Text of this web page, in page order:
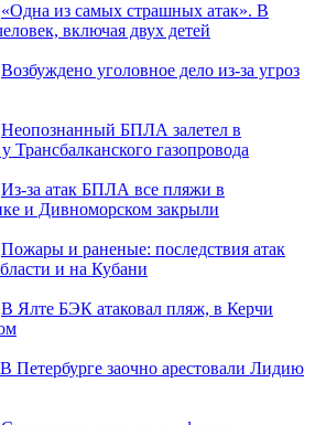
«Одна из самых страшных атак». В
включая двух детей
Возбуждено уголовное дело из-за угроз
Неопознанный БПЛА залетел в
Трансбалканского газопровода
Из-за атак БПЛА все пляжи в
и Дивноморском закрыли
Пожары и раненые: последствия атак
и на Кубани
В Ялте БЭК атаковал пляж, в Керчи
В Петербурге заочно арестовали Лидию